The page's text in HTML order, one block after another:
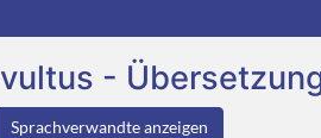
vultus -
Sprachverwandte anzeigen